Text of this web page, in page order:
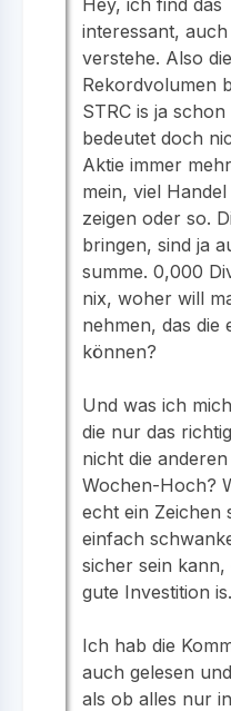
interessant,
verstehe. Also
Rekordvolumen
STRC is ja
bedeutet doch
Aktie immer
mein, viel
zeigen oder so.
bringen, sind ja
summe. 0,000
nix, woher will
nehmen, das die
können?
Und was ich
die nur das
nicht die
Wochen-Hoch?
echt ein Zeichen
einfach
sicher sein
gute Investition is.
Ich hab die
auch gelesen
als ob alles nur